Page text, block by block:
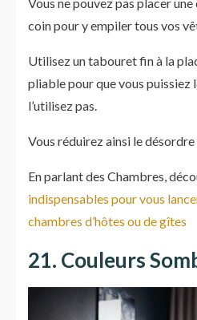
coin pour y empiler tous vos
Utilisez un tabouret fin à la
pliable pour que vous puissiez
l’utilisez pas.
Vous réduirez ainsi le
En parlant des Chambres,
indispensables pour vous
chambres d’hôtes ou de gîtes
21. Couleurs